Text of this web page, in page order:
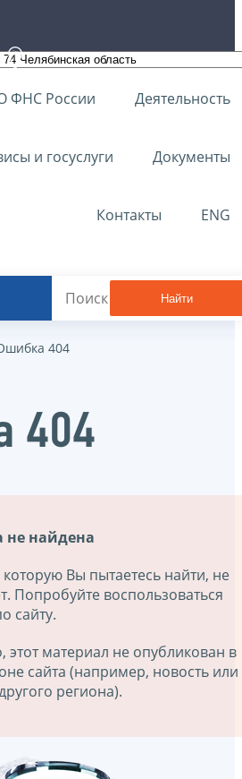
ФНС России Деятельность
и госуслуги Документы
Контакты ENG
Найти
404
404
не найдена
Вы пытаетесь найти, не
Попробуйте воспользоваться
сайту.
материал не опубликован в
сайта (например, новость или
региона).